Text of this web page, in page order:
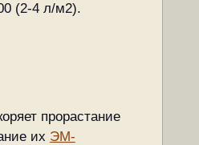
(2-4 л/м2).
прорастание
их ЭМ-